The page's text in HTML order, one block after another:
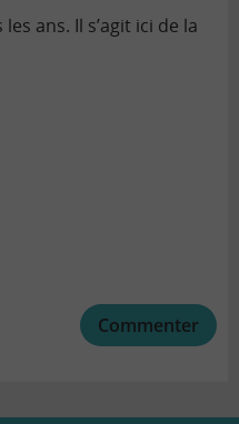
ans. Il s’agit ici de la
Commenter